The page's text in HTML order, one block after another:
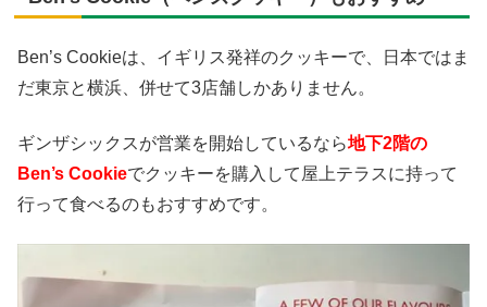
Ben’s Cookieは、イギリス発祥のクッキーで、日本ではま
だ東京と横浜、併せて3店舗しかありません。
ギンザシックスが営業を開始しているなら地下2階の
Ben’s Cookieでクッキーを購入して屋上テラスに持って
行って食べるのもおすすめです。